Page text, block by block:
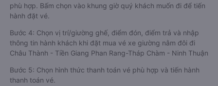
phù hợp. Bấm chọn vào khung giờ quý khách muốn đi để tiến
hành đặt vé.
Bước 4: Chọn vị trí/giường ghế, điểm đón, điểm trả và nhập
thông tin hành khách khi đặt mua vé xe giường nằm đôi đi
Châu Thành - Tiền Giang Phan Rang-Tháp Chàm - Ninh Thuận
Bước 5: Chọn hình thức thanh toán vé phù hợp và tiến hành
thanh toán vé.